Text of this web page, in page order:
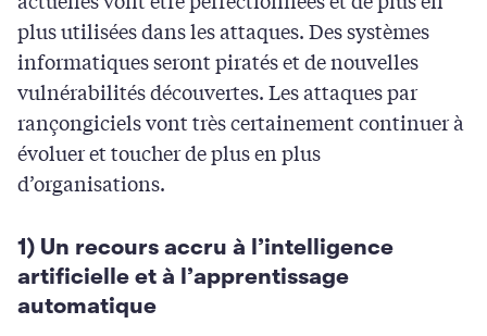
plus utilisées dans les attaques. Des systèmes
informatiques seront piratés et de nouvelles
vulnérabilités découvertes. Les attaques par
rançongiciels vont très certainement continuer à
évoluer et toucher de plus en plus
d’organisations.
1) Un recours accru à l’intelligence
artificielle et à l’apprentissage
automatique